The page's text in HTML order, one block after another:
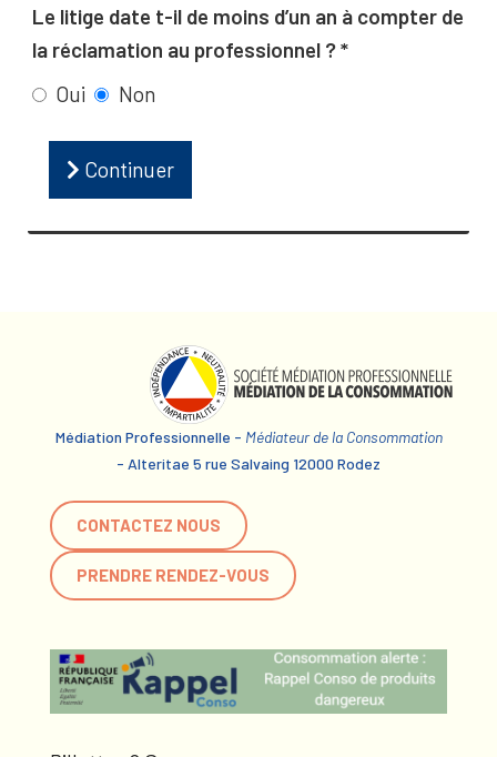
Le litige date t-il de moins d’un an à compter de
la réclamation au professionnel ?
Oui
Non
Continuer
Médiation Professionnelle - Médiateur de la Consommation
- Alteritae 5 rue Salvaing 12000 Rodez
CONTACTEZ NOUS
PRENDRE RENDEZ-VOUS